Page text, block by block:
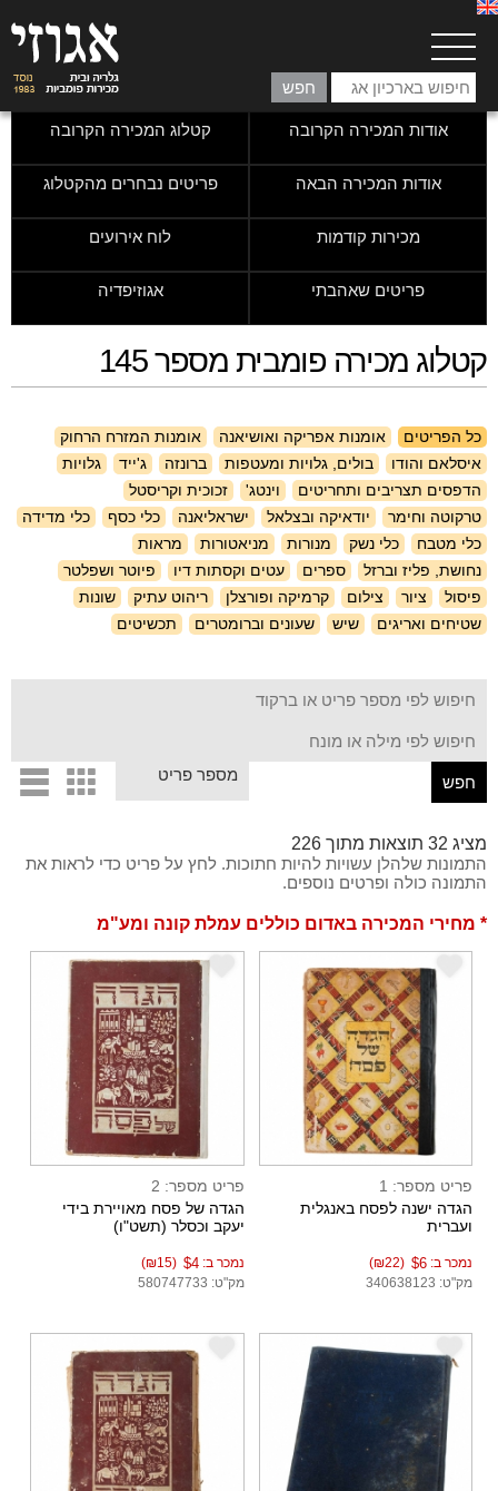
אודות המכירה הקרובה קטלוג המכירה הקרובה
אודות המכירה הבאה פריטים נבחרים מהקטלוג
מכירות קודמות לוח אירועים
פריטים שאהבתי אגוזיפדיה
קטלוג מכירה פומבית מספר 145
כל הפריטים אומנות אפריקה ואושיאנה
אומנות המזרח הרחוק
איסלאם והודו
בולים, גלויות ומעטפות ברונזה ג'ייד
גלויות
הדפסים תצריבים ותחריטים
וינטג'
זכוכית וקריסטל
טרקוטה וחימר
יודאיקה ובצלאל ישראליאנה כלי כסף
כלי מדידה
כלי מטבח
כלי נשק מנורות מניאטורות
מראות
נחושת, פליז וברזל
ספרים עטים וקסתות דיו
פיוטר ושפלטר
פיסול
ציור צילום קרמיקה ופורצלן ריהוט עתיק
שונות
שטיחים ואריגים
שיש שעונים וברומטרים תכשיטים
d c
מציג 32 תוצאות מתוך 226
התמונות שלהלן עשויות להיות חתוכות. לחץ על פריט כדי לראות את
התמונה כולה ופרטים נוספים.
* מחירי המכירה באדום כוללים עמלת קונה ומע"מ
e
פריט מספר: 1
הגדה ישנה לפסח באנגלית
ועברית
נמכר ב: $6
(₪22)
מק"ט: 340638123
e
פריט מספר: 2
הגדה של פסח מאויירת בידי
יעקב וכסלר (תשט"ו)
נמכר ב:$4
(₪15)
מק"ט: 580747733
e